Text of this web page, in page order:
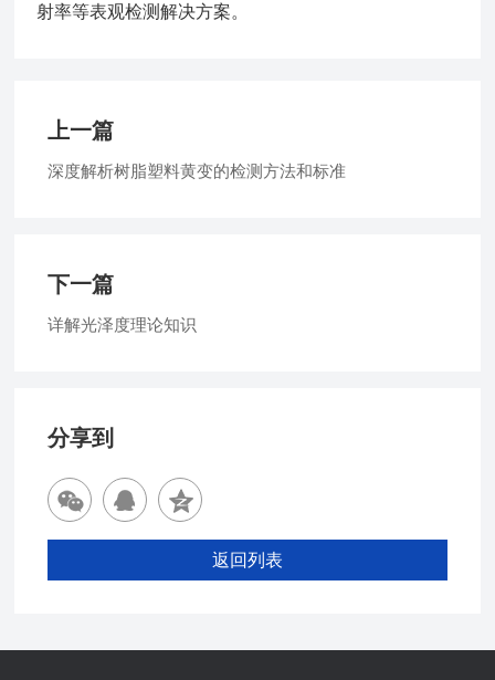
射率等表观检测解决方案。
上一篇
深度解析树脂塑料黄变的检测方法和标准
下一篇
详解光泽度理论知识
分享到
返回列表